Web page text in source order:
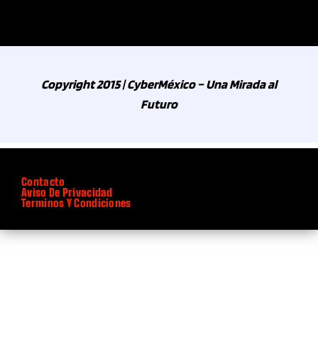
Copyright 2015 | CyberMéxico – Una Mirada al
Futuro
Contacto
Aviso De Privacidad
Terminos Y Condiciones